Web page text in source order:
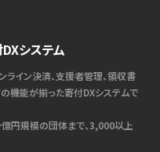
システム
ライン決済、支援者管理、領収書
機能が揃った寄付DXシステムで
円規模の団体まで、3,000以上